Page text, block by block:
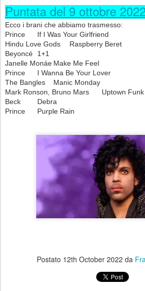
Puntata del 9 ottobre
Ecco i brani che abbiamo trasmesso:
Prince
If I Was Your Girlfriend
Hindu Love Gods
Raspberry Beret
Beyoncé
1+1
Janelle Monáe Make Me Feel
Prince
I Wanna Be Your Lover
The Bangles
Manic Monday
Mark Ronson, Bruno Mars
Uptown
Beck
Debra
Prince
Purple Rain
Postato 12th October 2022 da